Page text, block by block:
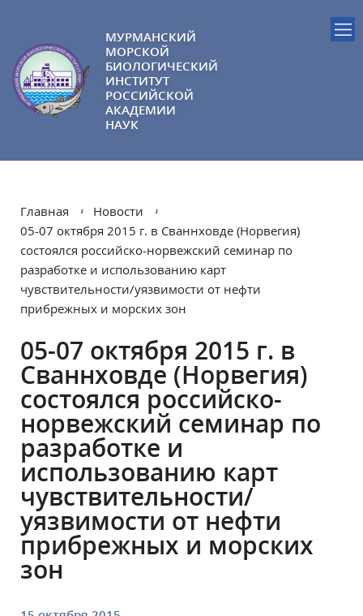
МУРМАНСКИЙ
МОРСКОЙ
БИОЛОГИЧЕСКИЙ
ИНСТИТУТ
РОССИЙСКОЙ
АКАДЕМИИ
НАУК
Главная
Новости
05-07 октября 2015 г. в Сваннховде (Норвегия)
состоялся российско-норвежский семинар по
разработке и использованию карт
чувствительности/уязвимости от нефти
прибрежных и морских зон
05-07 октября 2015 г. в
Сваннховде (Норвегия)
состоялся российско-
норвежский семинар по
разработке и
использованию карт
чувствительности/
уязвимости от нефти
прибрежных и морских
зон